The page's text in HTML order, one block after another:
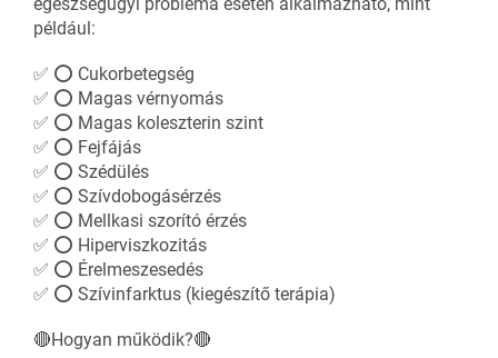
például:
✅ ⭕ Cukorbetegség
✅ ⭕ Magas vérnyomás
✅ ⭕ Magas koleszterin szint
✅ ⭕ Fejfájás
✅ ⭕ Szédülés
✅ ⭕ Szívdobogásérzés
✅ ⭕ Mellkasi szorító érzés
✅ ⭕ Hiperviszkozitás
✅ ⭕ Érelmeszesedés
✅ ⭕ Szívinfarktus (kiegészítő terápia)
🔴Hogyan működik?🔴